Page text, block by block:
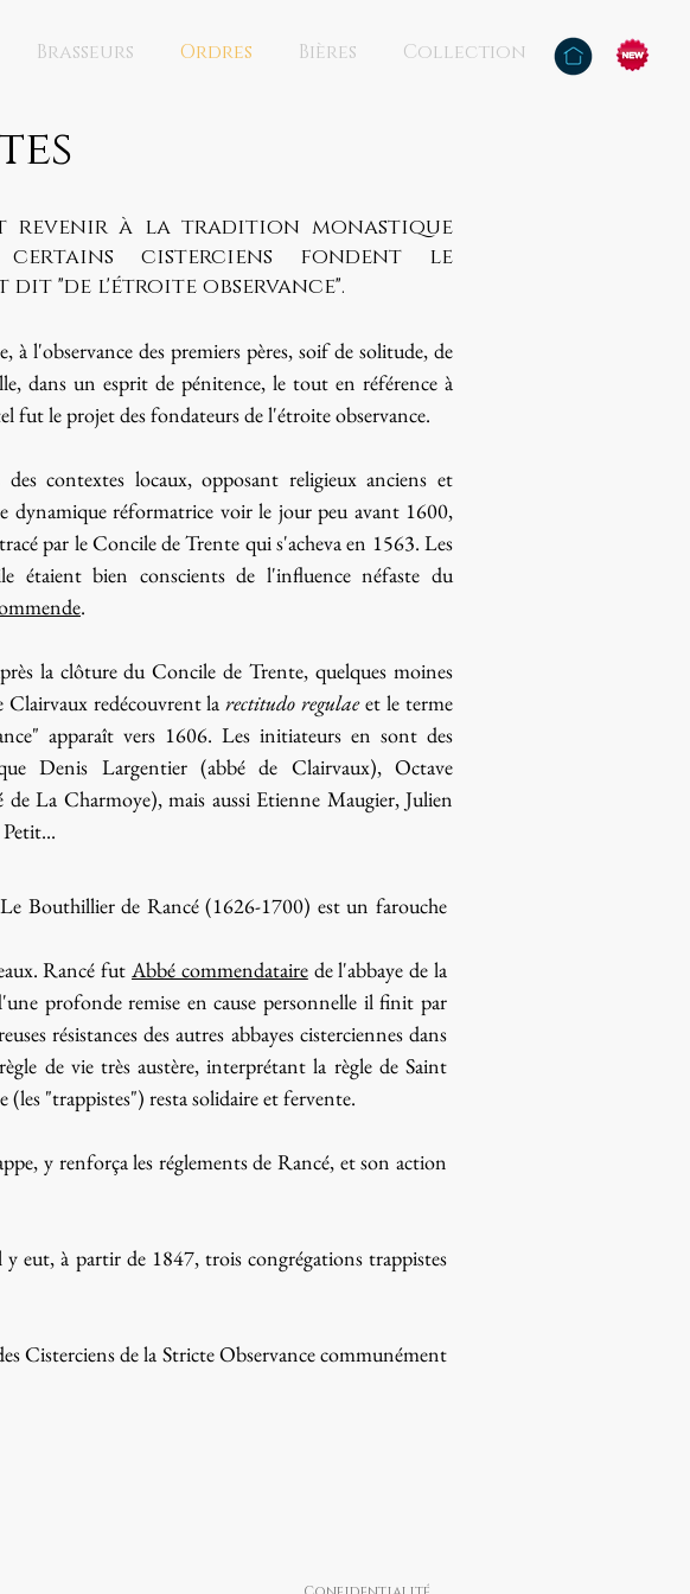
Brasseurs Ordres Bières Collection
revenir à la tradition monastique
certains cisterciens fondent le
dit "de l'étroite observance".
à l'observance des premiers pères, soif de solitude, de
dans un esprit de pénitence, le tout en référence à
fut le projet des fondateurs de l'étroite observance.
contextes locaux, opposant religieux anciens et
dynamique réformatrice voir le jour peu avant 1600,
par le Concile de Trente qui s'acheva en 1563. Les
étaient bien conscients de l'influence néfaste du
.
la clôture du Concile de Trente, quelques moines
redécouvrent la rectitudo regulaeet le terme
apparaît vers 1606. Les initiateurs en sont des
Denis Largentier (abbé de Clairvaux), Octave
La Charmoye), mais aussi Etienne Maugier, Julien
Bouthillier de Rancé (1626-1700) est un farouche
Rancé futAbbé commendatairede l'abbaye de la
profonde remise en cause personnelle il finit par
résistances des autres abbayes cisterciennes dans
de vie très austère, interprétant la règle de Saint
"trappistes") resta solidaire et fervente.
y renforça les réglements de Rancé, et son action
eut, à partir de 1847, trois congrégations trappistes
Cisterciens de la Stricte Observance communément